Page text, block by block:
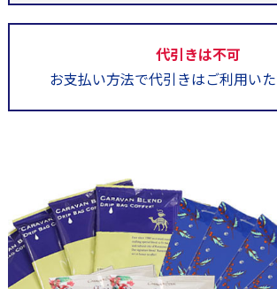
代引きは不可
お支払い方法で代引きはご利用い